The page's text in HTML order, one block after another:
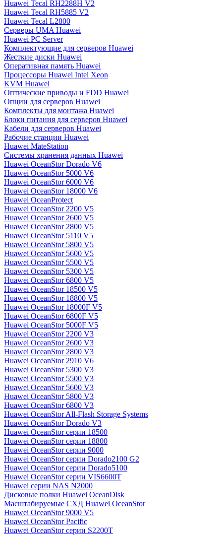
Huawei Tecal RH2288H V2
Huawei Tecal RH5885 V2
Huawei Tecal L2800
Серверы UMA Huawei
Huawei PC Server
Комплектующие для серверов Huawei
Жесткие диски Huawei
Оперативная память Huawei
Процессоры Huawei Intel Xeon
KVM Huawei
Оптические приводы и FDD Huawei
Опции для серверов Huawei
Комплекты для монтажа Huawei
Блоки питания для серверов Huawei
Кабели для серверов Huawei
Рабочие станции Huawei
Huawei MateStation
Системы хранения данных Huawei
Huawei OceanStor Dorado V6
Huawei OceanStor 5000 V6
Huawei OceanStor 6000 V6
Huawei OceanStor 18000 V6
Huawei OceanProtect
Huawei OceanStor 2200 V5
Huawei OceanStor 2600 V5
Huawei OceanStor 2800 V5
Huawei OceanStor 5110 V5
Huawei OceanStor 5800 V5
Huawei OceanStor 5600 V5
Huawei OceanStor 5500 V5
Huawei OceanStor 5300 V5
Huawei OceanStor 6800 V5
Huawei OceanStor 18500 V5
Huawei OceanStor 18800 V5
Huawei OceanStor 18000F V5
Huawei OceanStor 6800F V5
Huawei OceanStor 5000F V5
Huawei OceanStor 2200 V3
Huawei OceanStor 2600 V3
Huawei OceanStor 2800 V3
Huawei OceanStor 2910 V6
Huawei OceanStor 5300 V3
Huawei OceanStor 5500 V3
Huawei OceanStor 5600 V3
Huawei OceanStor 5800 V3
Huawei OceanStor 6800 V3
Huawei OceanStor All-Flash Storage Systems
Huawei OceanStor Dorado V3
Huawei OceanStor серии 18500
Huawei OceanStor серии 18800
Huawei OceanStor серии 9000
Huawei OceanStor серии Dorado2100 G2
Huawei OceanStor серии Dorado5100
Huawei OceanStor серии VIS6600T
Huawei серии NAS N2000
Дисковые полки Huawei OceanDisk
Масштабируемые СХД Huawei OceanStor
Huawei OceanStor 9000 V5
Huawei OceanStor Pacific
Huawei OceanStor серии S2200T